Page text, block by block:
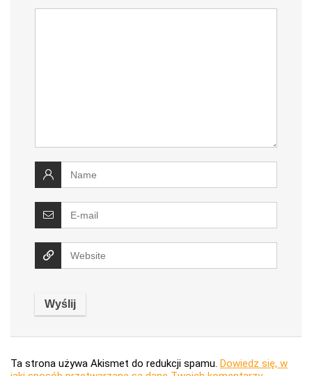
Ta strona używa Akismet do redukcji spamu. Dowiedz się, w